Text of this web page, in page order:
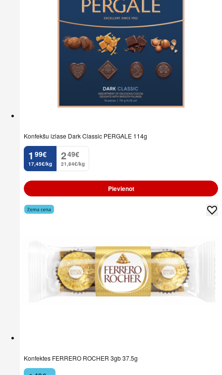
Konfekšu izlase Dark Classic PERGALE 114g
1
. 99€
17,45€/kg
2
. 49€
21,84€/kg
Pievienot
Konfektes FERRERO ROCHER 3gb 37.5g